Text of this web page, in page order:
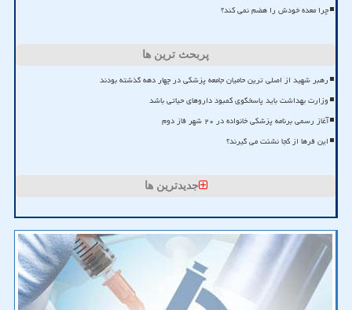
چرا معده خودش را هضم نمی کند؟
پربحث ترین ها
رهبر شهید از اصلی ترین حامیان جامعه پزشکی در چهار دهه گذشته بودند
وزارت بهداشت باید پاسخگوی کمبود داروهای حیاتی باشد
آغاز رسمی برنامه پزشکی خانواده در ۲۰ شهر فاز دوم
این فرها از کجا نشئت می گیرند؟
جدیدترین ها